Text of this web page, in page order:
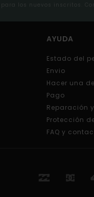
los nuevos inscritos.
AYUDA
Estado del
Envio
Hacer una
Pago
Reparación
Protección
FAQ y